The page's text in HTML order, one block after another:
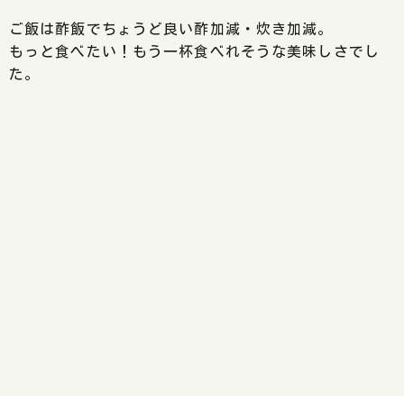
ご飯は酢飯でちょうど良い酢加減・炊き加減。
もっと食べたい！もう一杯食べれそうな美味しさでし
た。